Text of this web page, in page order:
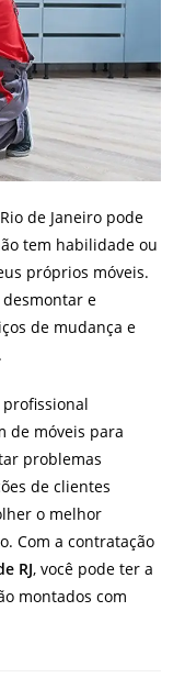
de Janeiro pode
tem habilidade ou
próprios móveis.
e
de mudança e
de móveis para
problemas
de clientes
o melhor
Com a contratação
RJ, você pode ter a
montados com